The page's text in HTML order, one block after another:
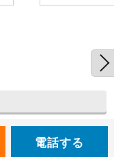
電話する